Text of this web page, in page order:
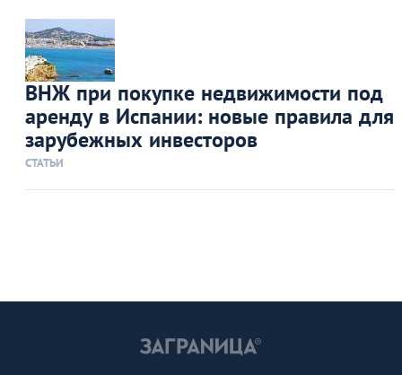
ВНЖ при покупке недвижимости под
аренду в Испании: новые правила для
зарубежных инвесторов
СТАТЬИ